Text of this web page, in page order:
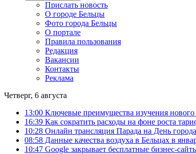
Прислать новость
О городе Бельцы
Фото города Бельцы
О портале
Правила пользования
Редакция
Вакансии
Контакты
Реклама
Четверг, 6 августа
13:00 Ключевые преимущества изучения
16:39 Как сократить расходы на фоне роста
10:28 Онлайн трансляция Парада на День
08:58 Данные качества воздуха в Бельцах в
10:47 Google закрывает бесплатные бизнес-